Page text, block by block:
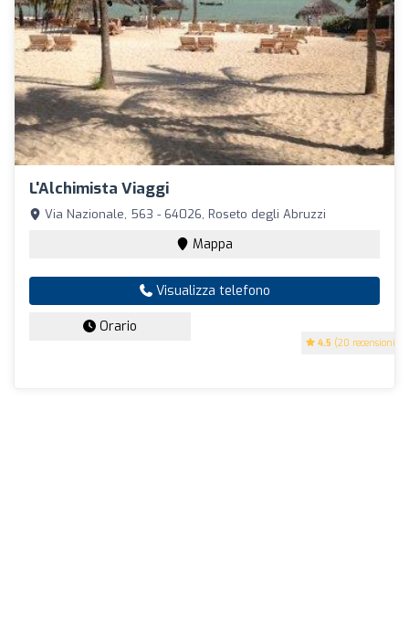
L'Alchimista Viaggi
4.5 (20 recensioni)
Via Nazionale, 563 - 64026, Roseto degli Abruzzi
Mappa
Visualizza telefono
Orario